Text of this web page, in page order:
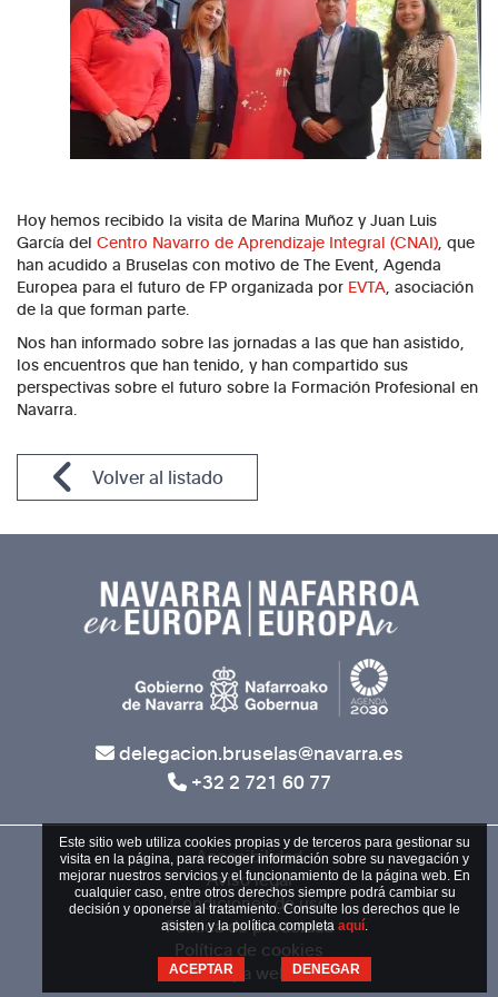
Este sitio web utiliza cookies propias y de terceros para gestionar su
visita en la página, para recoger información sobre su navegación y
mejorar nuestros servicios y el funcionamiento de la página web. En
cualquier caso, entre otros derechos siempre podrá cambiar su
decisión y oponerse al tratamiento. Consulte los derechos que le
asisten y la política completa aquí.
ACEPTAR DENEGAR
Hoy hemos recibido la visita de Marina Muñoz y Juan Luis
García del Centro Navarro de Aprendizaje Integral (CNAI), que
han acudido a Bruselas con motivo de The Event, Agenda
Europea para el futuro de FP organizada por EVTA, asociación
de la que forman parte.
Nos han informado sobre las jornadas a las que han asistido,
los encuentros que han tenido, y han compartido sus
perspectivas sobre el futuro sobre la Formación Profesional en
Navarra.
Volver al listado
delegacion.bruselas@navarra.es
+32 2 721 60 77
Accesibilidad
Aviso legal
Condiciones de uso
Política de privacidad
Política de cookies
Mapa web